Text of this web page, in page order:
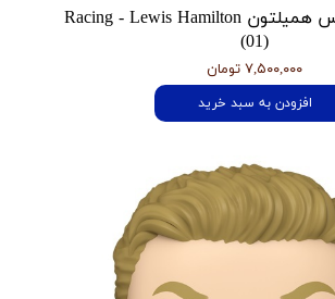
فانکو پاپ لوییس همیلتون Racing - Lewis Hamilton
(01)
۷,۵۰۰,۰۰۰ تومان
افزودن به سبد خرید